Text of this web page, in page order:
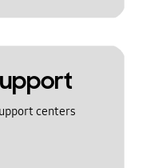
centers